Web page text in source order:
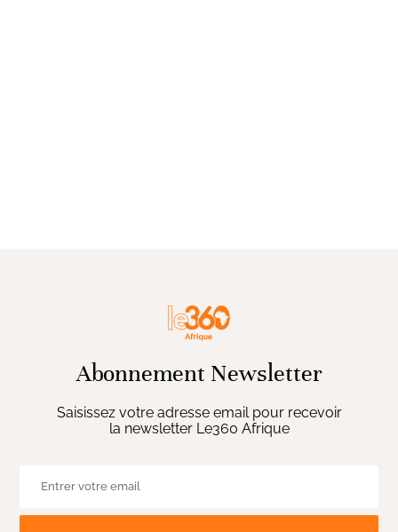
Abonnement Newsletter
Saisissez votre adresse email pour recevoir
la newsletter Le360 Afrique